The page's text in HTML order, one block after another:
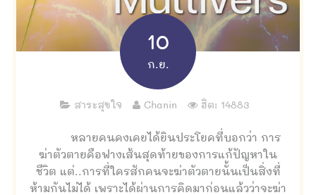
10
ก.ย.
สาระสุขใจ Chanin ฮิต: 14883
หลายคนคงเคยได้ยินประโยคที่บอกว่า การ
ฆ่าตัวตายคือฟางเส้นสุดท้ายของการแก้ปัญหาใน
ชีวิต แต่..การที่ใครสักคนจะฆ่าตัวตายนั้นเป็นสิ่งที่
ห้ามกันไม่ได้ เพราะได้ผ่านการคิดมาก่อนแล้วว่าจะฆ่า